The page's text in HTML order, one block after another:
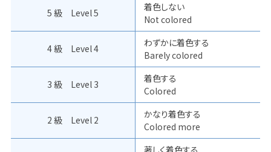
5 級 Level 5
着色しない
Not colored
4 級 Level 4
わずかに着色する
Barely colored
3 級 Level 3
着色する
Colored
2 級 Level 2
かなり着色する
Colored more
著しく着色する